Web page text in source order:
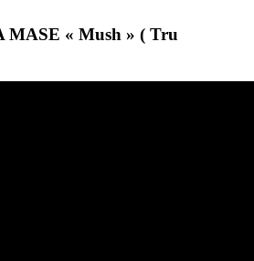
« Mush » ( Tru